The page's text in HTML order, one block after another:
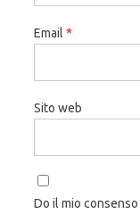
Email *
Sito web
Do il mio